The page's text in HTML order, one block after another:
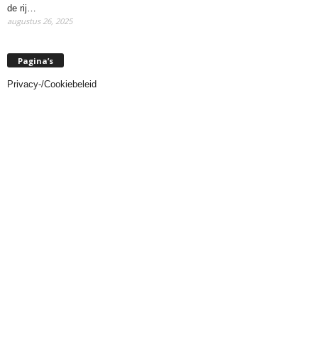
de rij…
augustus 26, 2025
Pagina’s
Privacy-/Cookiebeleid